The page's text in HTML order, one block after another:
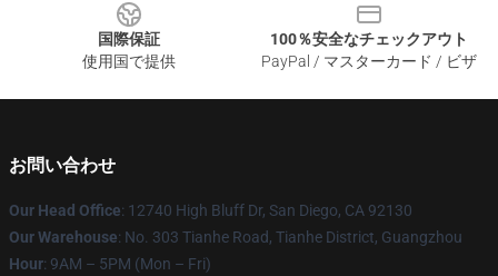
国際保証
使用国で提供
100％安全なチェックアウト
PayPal / マスターカード / ビザ
お問い合わせ
Our Head Office: 12740 High Bluff Dr, San Diego, CA 92130
Our Warehouse: No. 303 Tianhe Road, Tianhe District, Guangzhou
Hour: 9AM – 5PM (Mon – Fri)